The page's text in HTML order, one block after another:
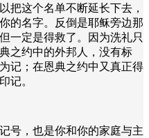
把这个名单不断延长下去，
的名字。反倒是耶稣旁边那
一定是得救了。因为洗礼只
之约中的外邦人，没有标
记；在恩典之约中又真正得
记。
号，也是你和你的家庭与主